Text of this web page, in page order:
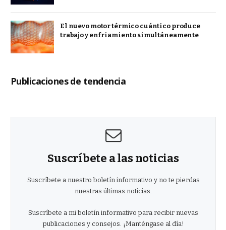
El nuevo motor térmico cuántico produce
trabajo y enfriamiento simultáneamente
Publicaciones de tendencia
Suscríbete a las noticias
Suscríbete a nuestro boletín informativo y no te pierdas
nuestras últimas noticias.
Suscríbete a mi boletín informativo para recibir nuevas
publicaciones y consejos. ¡Manténgase al día!